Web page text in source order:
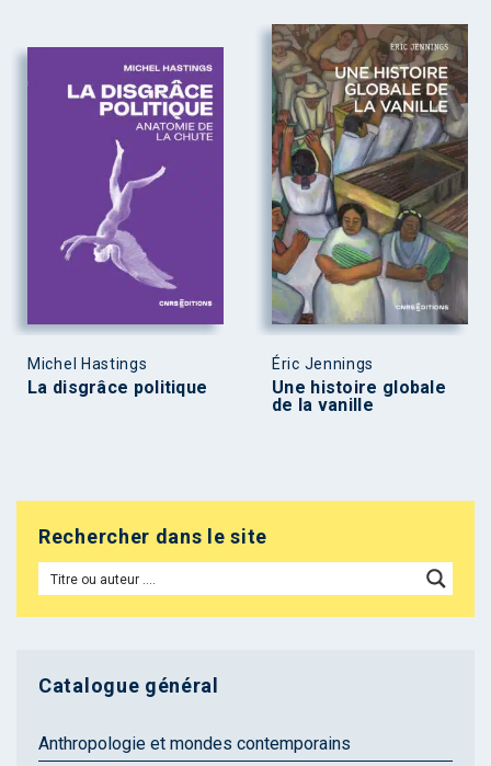
Michel Hastings
La disgrâce politique
Éric Jennings
Une histoire globale
de la vanille
Rechercher dans le site
Catalogue général
Anthropologie et mondes contemporains